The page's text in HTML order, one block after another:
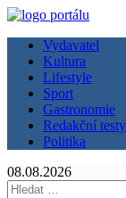
Vydavatel
Kultura
Lifestyle
Sport
Gastronomie
Redakční testy
Politika
08.08.2026
Vyhledávání